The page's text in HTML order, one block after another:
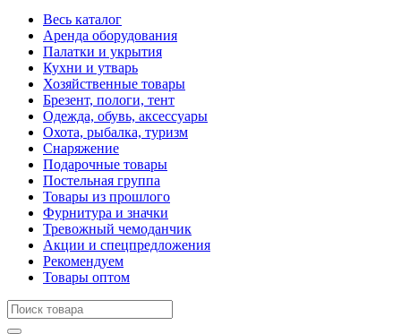
Весь каталог
Аренда оборудования
Палатки и укрытия
Кухни и утварь
Хозяйственные товары
Брезент, пологи, тент
Одежда, обувь, аксессуары
Охота, рыбалка, туризм
Снаряжение
Подарочные товары
Постельная группа
Товары из прошлого
Фурнитура и значки
Тревожный чемоданчик
Акции и спецпредложения
Рекомендуем
Товары оптом